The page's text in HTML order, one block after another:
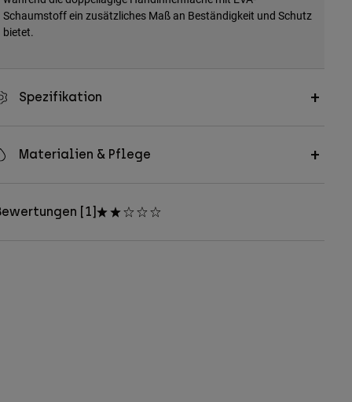
Schaumstoff ein zusätzliches Maß an Beständigkeit und Schutz
bietet.
Spezifikation
Materialien & Pflege
[1]